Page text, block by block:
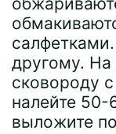
другому.
сковороду
налейте
выложите